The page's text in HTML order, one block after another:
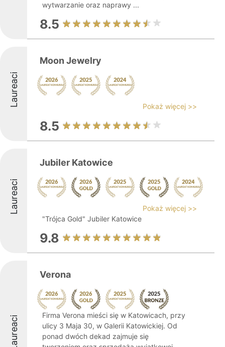
wytwarzanie oraz naprawy ...
8.5
Laureaci
Moon Jewelry
Pokaż więcej >>
8.5
Laureaci
Jubiler Katowice
Pokaż więcej >>
"Trójca Gold" Jubiler Katowice
9.8
Laureaci
Verona
Firma Verona mieści się w Katowicach, przy
ulicy 3 Maja 30, w Galerii Katowickiej. Od
ponad dwóch dekad zajmuje się